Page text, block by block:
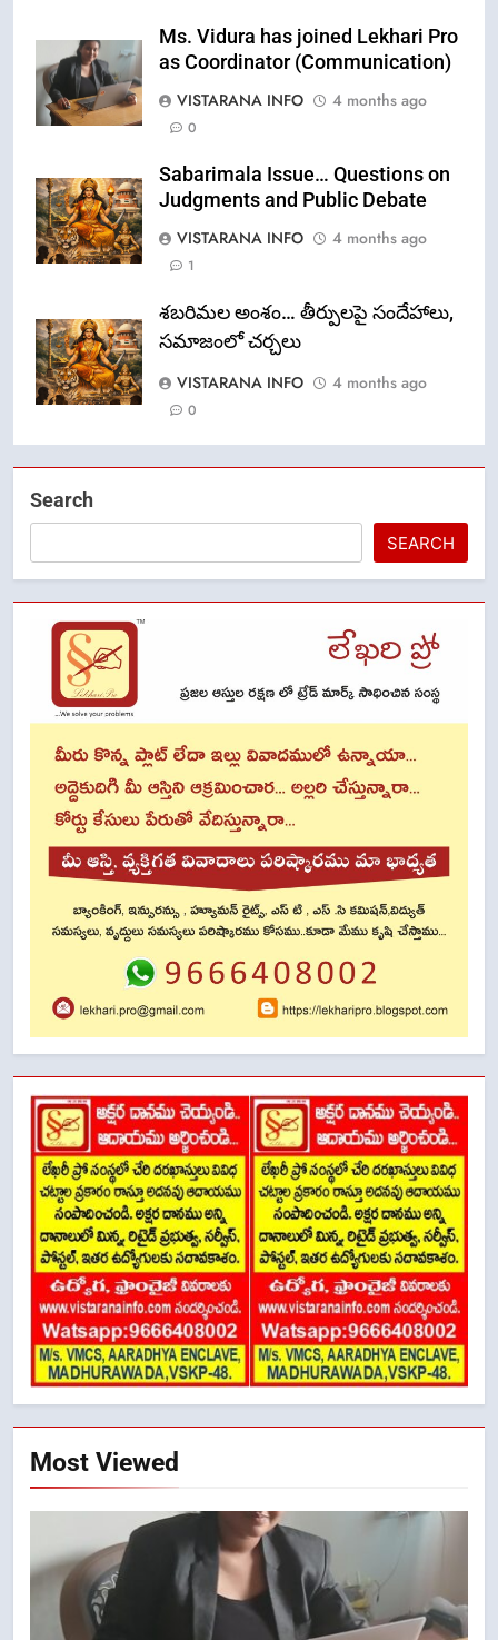
Ms. Vidura has joined Lekhari Pro
as Coordinator (Communication)
VISTARANA INFO
4 months ago
0
Sabarimala Issue… Questions on
Judgments and Public Debate
VISTARANA INFO
4 months ago
1
శబరిమల అంశం… తీర్పులపై సందేహాలు,
సమాజంలో చర్చలు
VISTARANA INFO
4 months ago
0
Search
SEARCH
Most Viewed